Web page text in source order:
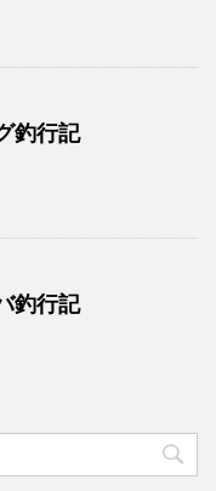
釣行記
釣行記